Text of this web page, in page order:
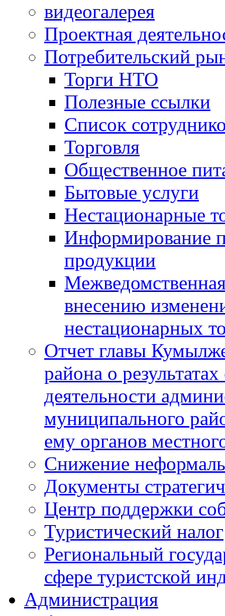
видеогалерея
Проектная
Потребительский
Торги НТО
Полезные ссылки
Список
Торговля
Общественное
Бытовые услуги
Нестационарные
Информирование
продукции
внесению
нестационарных
Отчет главы
района о
деятельности
муниципального
ему органов
Снижение
Документы
Центр поддержки
Туристический налог
Региональный
сфере туристской
Администрация